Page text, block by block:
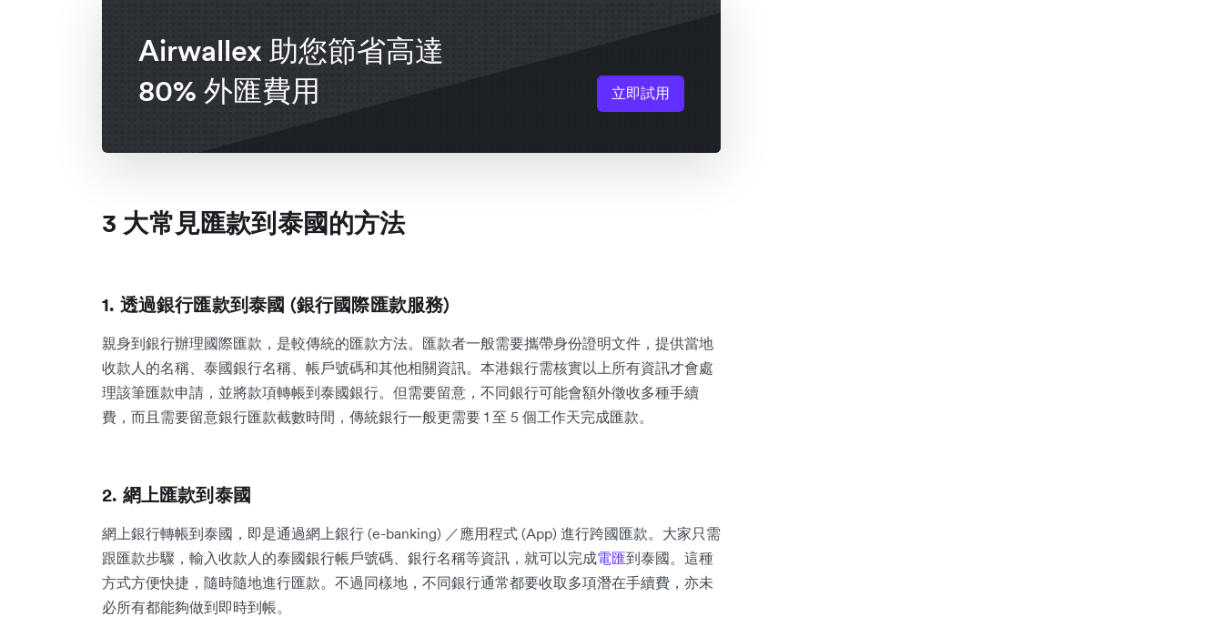
Airwallex 助您節省高達
80% 外匯費用
立即試用
3 大常見匯款到泰國的方法
1. 透過銀行匯款到泰國 (銀行國際匯款服務)
親身到銀行辦理國際匯款，是較傳統的匯款方法。匯款者一般需要攜帶身份證明文件，提供當地
收款人的名稱、泰國銀行名稱、帳戶號碼和其他相關資訊。本港銀行需核實以上所有資訊才會處
理該筆匯款申請，並將款項轉帳到泰國銀行。但需要留意，不同銀行可能會額外徵收多種手續
費，而且需要留意銀行匯款截數時間，傳統銀行一般更需要 1 至 5 個工作天完成匯款。
2. 網上匯款到泰國
網上銀行轉帳到泰國，即是通過網上銀行 (e-banking) ／應用程式 (App) 進行跨國匯款。大家只需
跟匯款步驟，輸入收款人的泰國銀行帳戶號碼、銀行名稱等資訊，就可以完成電匯到泰國。這種
方式方便快捷，隨時隨地進行匯款。不過同樣地，不同銀行通常都要收取多項潛在手續費，亦未
必所有都能夠做到即時到帳。